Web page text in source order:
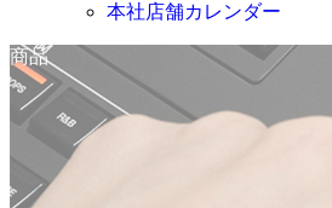
本社店舗カレンダー
商品